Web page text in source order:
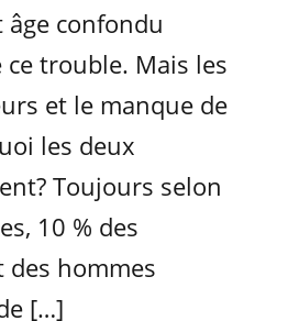
confondu
trouble. Mais les
et le manque de
les deux
Toujours selon
10 % des
des hommes
[…]